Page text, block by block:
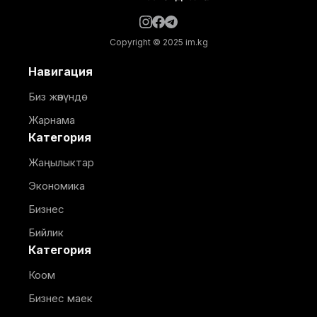
Copyright © 2025 im.kg
Навигация
Биз жөнүндө
Жарнама
Категория
Жаңылыктар
Экономика
Бизнес
Бийлик
Категория
Коом
Бизнес маек